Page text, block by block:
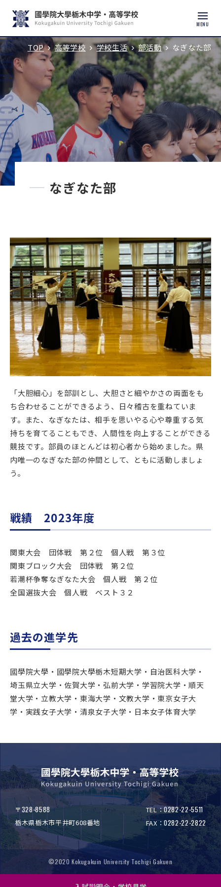
MENU
入試説明会・学校見学
学校紹介
中学校
高等学校
お問い合わせ・資料請求
父母会
同窓会
ご利用ガイド
リンク集
なぎなた部
TOP 高等学校 学校生活 部活動 なぎなた部
「大胆細心」を部訓とし、大胆さと細やかさの両面をも
ち合わせることができるよう、日々稽古を重ねていま
す。また、なぎなたは、相手を思いやる心や尊重する気
持ちを育てることもでき、人間性を向上することができる
競技です。部員のほとんどは初心者から始めました。県
内唯一のなぎなた部の仲間として、ともに活動しましょ
う。
戦績 2023年度
関東大会 団体戦 第２位 個人戦 第３位
関東ブロック大会 団体戦 第２位
若潮杯争奪なぎなた大会 個人戦 第２位
全国選抜大会 個人戦 ベスト３２
過去の進学先
國學院大學・國學院大學栃木短期大学・自治医科大学・
埼玉県立大学・佐賀大学・弘前大学・学習院大学・順天
堂大学・立教大学・東海大学・文教大学・東京女子大
学・実践女子大学・清泉女子大学・日本女子体育大学
〒328-8588
栃木県栃木市平井町608番地
TEL：0282-22-5511
FAX：0282-22-2822
©2020 Kokugakuin University Tochigi Gakuen